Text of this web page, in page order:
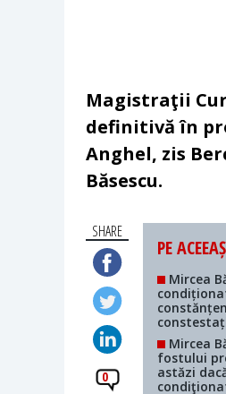
Magistraţii
definitivă în
Anghel, zis
Băsescu.
SHARE
0
PE
Mircea
Mircea
fostului
astăzi